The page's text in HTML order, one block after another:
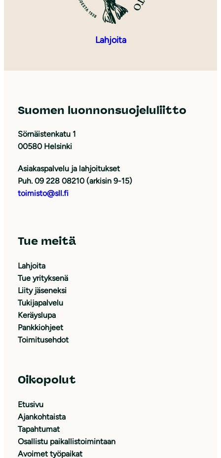
Lahjoita
Suomen luonnonsuojeluliitto
Sörnäistenkatu 1
00580 Helsinki
Asiakaspalvelu ja lahjoitukset
Puh. 09 228 08210 (arkisin 9-15)
toimisto@sll.fi
Tue meitä
Lahjoita
Tue yrityksenä
Liity jäseneksi
Tukijapalvelu
Keräyslupa
Pankkiohjeet
Toimitusehdot
Oikopolut
Etusivu
Ajankohtaista
Tapahtumat
Osallistu paikallistoimintaan
Avoimet työpaikat